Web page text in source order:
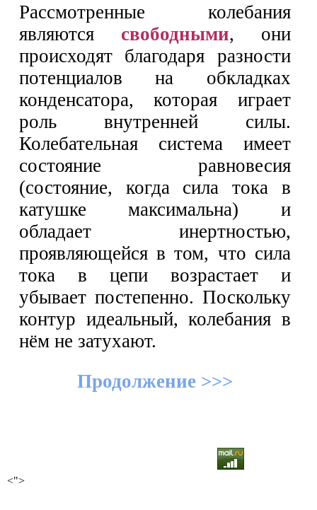
Рассмотренные колебания
являются свободными, они
происходят благодаря разности
потенциалов на обкладках
конденсатора, которая играет
роль внутренней силы.
Колебательная система имеет
состояние равновесия
(состояние, когда сила тока в
катушке максимальна) и
обладает инертностью,
проявляющейся в том, что сила
тока в цепи возрастает и
убывает постепенно. Поскольку
контур идеальный, колебания в
нём не затухают.
Продолжение >>>
<">